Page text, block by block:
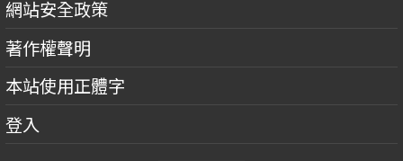
網站安全政策
著作權聲明
本站使用正體字
登入